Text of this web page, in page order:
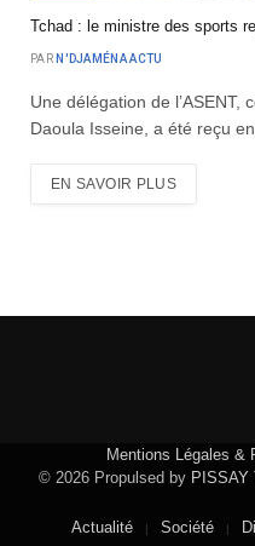
Tchad : le ministre des sports
PAR N'DJAMÉNA ACTU
Une délégation de l’ASENT,
Daoula Isseine, a été reçu
EN SAVOIR PLUS
Mentions Légales &
© 2026 Propulsed by PISSAY
Actualité Société